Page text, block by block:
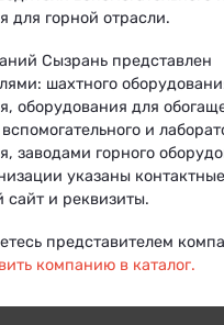
для горной отрасли.
Сызрань представлен
шахтного
оборудования для
и
заводами горного
указаны
и реквизиты.
представителем
компанию в каталог.